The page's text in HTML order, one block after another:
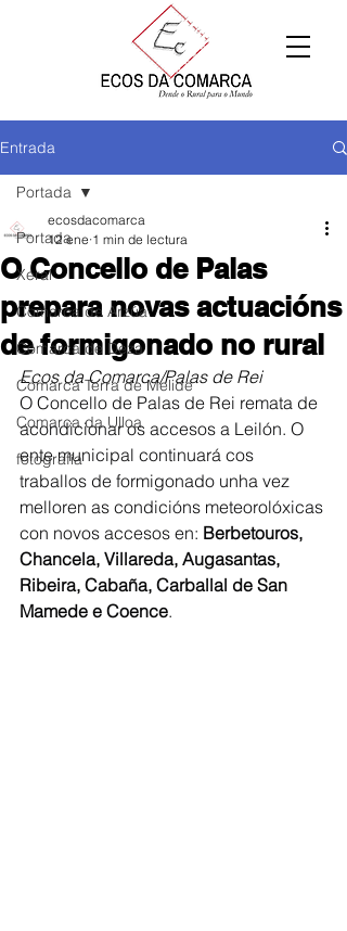
Entrada
Portada
Xeral
Comarca de Arzúa
Comarca de Deza
Comarca Terra de Melide
Comarca da Ulloa
fotografía
Portada
O Concello de Palas
prepara novas actuacións
de formigonado no rural
ecosdacomarca
12 ene 1 min de lectura
Ecos da Comarca/Palas de Rei
O Concello de Palas de Rei remata de
acondicionar os accesos a Leilón. O
ente municipal continuará cos
traballos de formigonado unha vez
melloren as condicións meteorolóxicas
con novos accesos en: Berbetouros,
Chancela, Villareda, Augasantas,
Ribeira, Cabaña, Carballal de San
Mamede e Coence.